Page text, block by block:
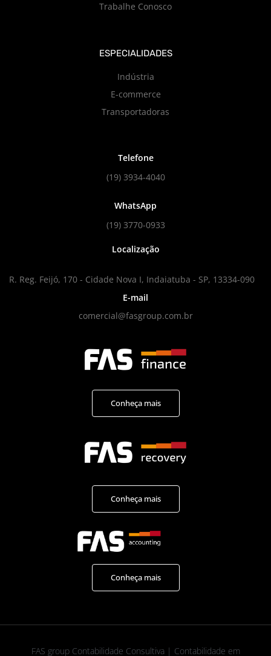
Trabalhe Conosco
ESPECIALIDADES
Indústria
E-commerce
Transportadoras
Telefone
(19) 3934-4040
WhatsApp
(19) 3770-0933
Localização
R. Reg. Feijó, 170 - Cidade Nova I, Indaiatuba - SP, 13334-090
E-mail
comercial@fasgroup.com.br
Conheça mais
Conheça mais
Conheça mais
FAS group Contabilidade Consultiva | Contabilidade em